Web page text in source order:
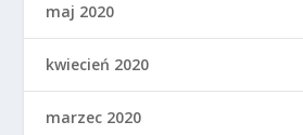
maj 2020
kwiecień 2020
marzec 2020